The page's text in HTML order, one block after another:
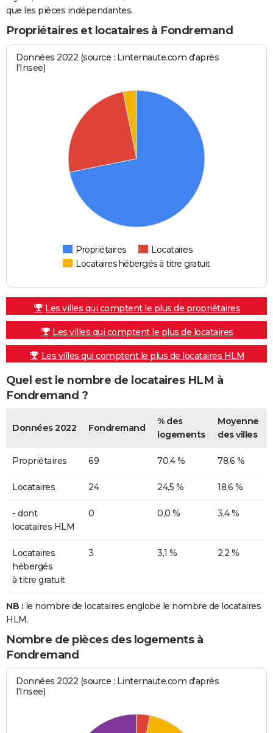
que les pièces indépendantes.
Propriétaires et locataires à Fondremand
Données 2022 (source : Linternaute.com d'après
l'Insee)
Propriétaires
Locataires
Locataires hébergés à titre gratuit
Les villes qui comptent le plus de propriétaires
Les villes qui comptent le plus de locataires
Les villes qui comptent le plus de locataires HLM
Quel est le nombre de locataires HLM à
Fondremand ?
Données 2022 Fondremand
% des
logements
Moyenne
des villes
Propriétaires 69 70,4 % 78,6 %
Locataires 24 24,5 % 18,6 %
- dont
locataires HLM
0 0,0 % 3,4 %
Locataires
hébergés
à titre gratuit
3 3,1 % 2,2 %
NB : le nombre de locataires englobe le nombre de locataires
HLM.
Nombre de pièces des logements à
Fondremand
Données 2022 (source : Linternaute.com d'après
l'Insee)